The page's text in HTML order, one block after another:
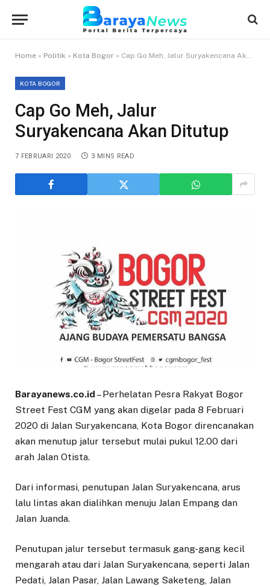
Home » Politik » Kota Bogor » Cap Go Meh, Jalur Suryakencana Akan Ditutup
KOTA BOGOR
Cap Go Meh, Jalur
Suryakencana Akan Ditutup
7 FEBRUARI 2020 3 MINS READ
Barayanews.co.id – Perhelatan Pesra Rakyat Bogor
Street Fest CGM yang akan digelar pada 8 Februari
2020 di Jalan Suryakencana, Kota Bogor direncanakan
akan menutup jalur tersebut mulai pukul 12.00 dari
arah Jalan Otista.
Dari informasi, penutupan Jalan Suryakencana, arus
lalu lintas akan dialihkan menuju Jalan Empang dan
Jalan Juanda.
Penutupan jalur tersebut termasuk gang-gang kecil
mengarah atau dari Jalan Suryakencana, seperti Jalan
Pedati, Jalan Pasar, Jalan Lawang Saketeng, Jalan